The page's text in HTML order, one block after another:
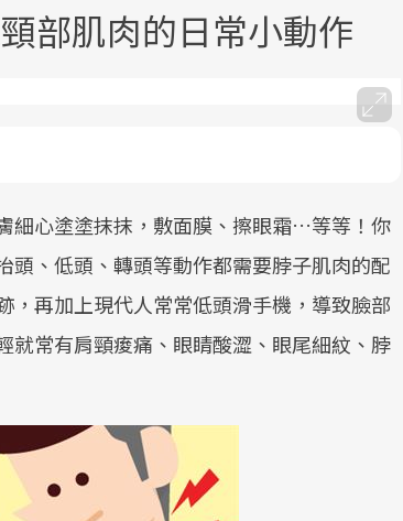
部肌肉的日常小動作
細心塗塗抹抹，敷面膜、擦眼霜…等等！你
頭、低頭、轉頭等動作都需要脖子肌肉的配
，再加上現代人常常低頭滑手機，導致臉部
就常有肩頸痠痛、眼睛酸澀、眼尾細紋、脖
面對超高齡社會的浪潮，台灣正在快速
邁向「健康照護」的新時代。隨著國家
政策如「健康台灣推動委員會」與「長
照3.0」的推進，「預防醫學」已成全民
關注的核心議題。然而，健檢不只是醫
前往專題
2025年，就到良醫生活祭體驗「一站式
健康新生活」，從講座、體驗到運動，
全面啟動你的健康革命！
前往專題